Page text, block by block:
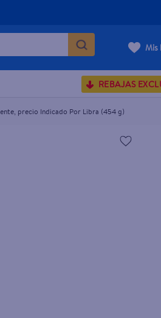
Mis
REBAJAS
precio Indicado Por Libra (454 g)
Por Libra (454 g)